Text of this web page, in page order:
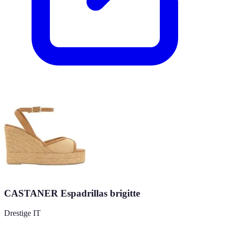
CASTANER Espadrillas brigitte
Drestige IT